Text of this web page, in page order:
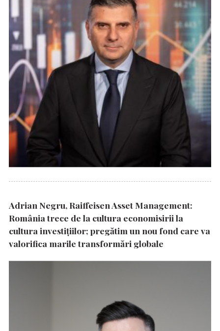
Adrian Negru, Raiffeisen Asset Management:
România trece de la cultura economisirii la
cultura investițiilor; pregătim un nou fond care va
valorifica marile transformări globale